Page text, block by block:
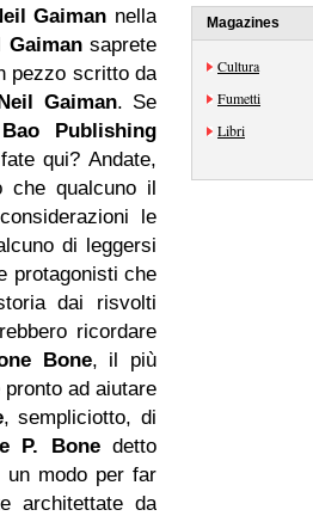
Gaiman nella
Gaiman saprete
pezzo scritto da
Gaiman. Se
Bao Publishing
qui? Andate,
che qualcuno il
le
di leggersi
protagonisti che
dai risvolti
ricordare
Bone, il più
ad aiutare
, sempliciotto, di
P. Bonedetto
modo per far
architettate da
Magazines
Cultura
Fumetti
Libri